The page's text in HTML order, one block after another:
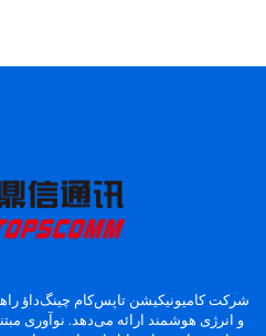
و انرژی هوشمند ارائه می‌دهد. نوآوری